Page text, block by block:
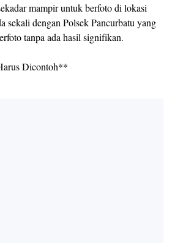
mampir untuk berfoto di lokasi
sekali dengan Polsek Pancurbatu yang
tanpa ada hasil signifikan.
Dicontoh**